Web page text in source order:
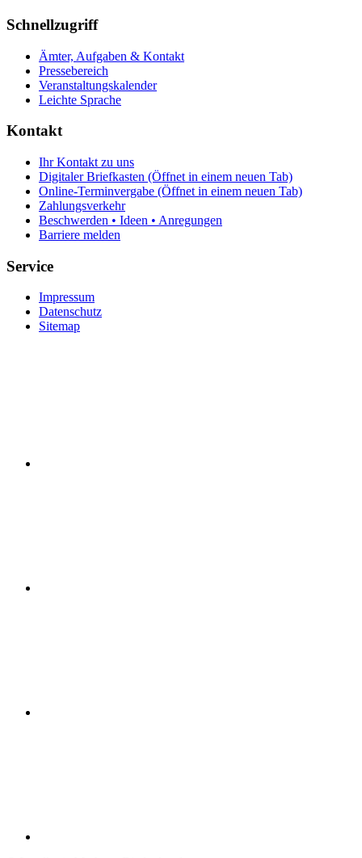
Schnellzugriff
Ämter, Aufgaben & Kontakt
Pressebereich
Veranstaltungskalender
Leichte Sprache
Kontakt
Ihr Kontakt zu uns
Digitaler Briefkasten (Öffnet in einem neuen Tab)
Online-Terminvergabe (Öffnet in einem neuen Tab)
Zahlungsverkehr
Beschwerden • Ideen • Anregungen
Barriere melden
Service
Impressum
Datenschutz
Sitemap